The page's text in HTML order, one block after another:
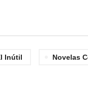
Inútil Novelas